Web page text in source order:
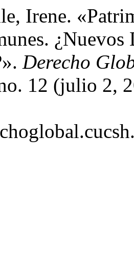
Irene.
¿Nuevos
Derecho
12 (julio 2,